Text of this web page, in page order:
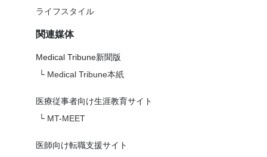
ライフスタイル
関連媒体
Medical Tribune新聞版
└ Medical Tribune本紙
医療従事者向け生涯教育サイト
└ MT-MEET
医師向け転職支援サイト